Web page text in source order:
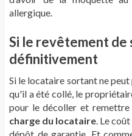
allergique.
Si le revêtement de
définitivement
Si le locataire sortant ne
qu'il a été collé, le
pour le décoller et
charge du locataire. Le